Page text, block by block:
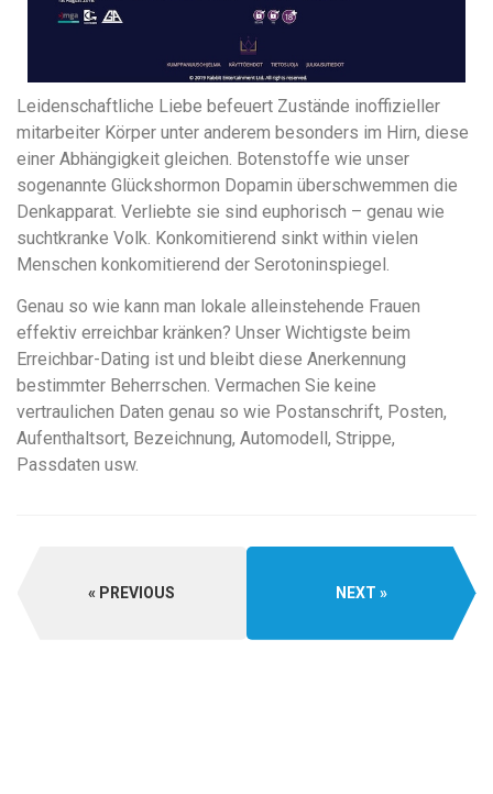
Leidenschaftliche Liebe befeuert Zustände inoffizieller
mitarbeiter Körper unter anderem besonders im Hirn, diese
einer Abhängigkeit gleichen. Botenstoffe wie unser
sogenannte Glückshormon Dopamin überschwemmen die
Denkapparat. Verliebte sie sind euphorisch – genau wie
suchtkranke Volk. Konkomitierend sinkt within vielen
Menschen konkomitierend der Serotoninspiegel.
Genau so wie kann man lokale alleinstehende Frauen
effektiv erreichbar kränken? Unser Wichtigste beim
Erreichbar-Dating ist und bleibt diese Anerkennung
bestimmter Beherrschen. Vermachen Sie keine
vertraulichen Daten genau so wie Postanschrift, Posten,
Aufenthaltsort, Bezeichnung, Automodell, Strippe,
Passdaten usw.
PREVIOUS NEXT